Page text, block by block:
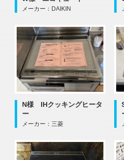
メーカー：DAIKIN
N様 IHクッキングヒータ
ー
メーカー：三菱